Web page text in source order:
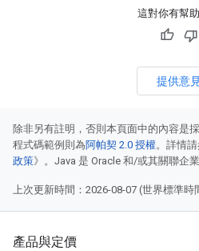
這對你有幫
提供意
除非另有註明，否則本頁面中的內容是
程式碼範例則為阿帕契 2.0 授權。詳情
政策》。Java 是 Oracle 和/或其關聯企
上次更新時間：2026-08-07 (世界標準時
產品與定價